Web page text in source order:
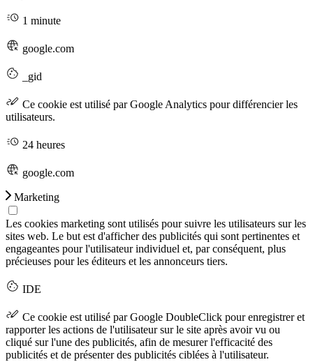
1 minute
google.com
_gid
Ce cookie est utilisé par Google Analytics pour différencier les
utilisateurs.
24 heures
google.com
Marketing
Les cookies marketing sont utilisés pour suivre les utilisateurs sur les
sites web. Le but est d'afficher des publicités qui sont pertinentes et
engageantes pour l'utilisateur individuel et, par conséquent, plus
précieuses pour les éditeurs et les annonceurs tiers.
IDE
Ce cookie est utilisé par Google DoubleClick pour enregistrer et
rapporter les actions de l'utilisateur sur le site après avoir vu ou
cliqué sur l'une des publicités, afin de mesurer l'efficacité des
publicités et de présenter des publicités ciblées à l'utilisateur.